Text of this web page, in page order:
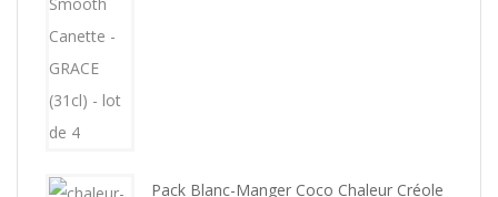
Pack Blanc-Manger Coco Chaleur Créole